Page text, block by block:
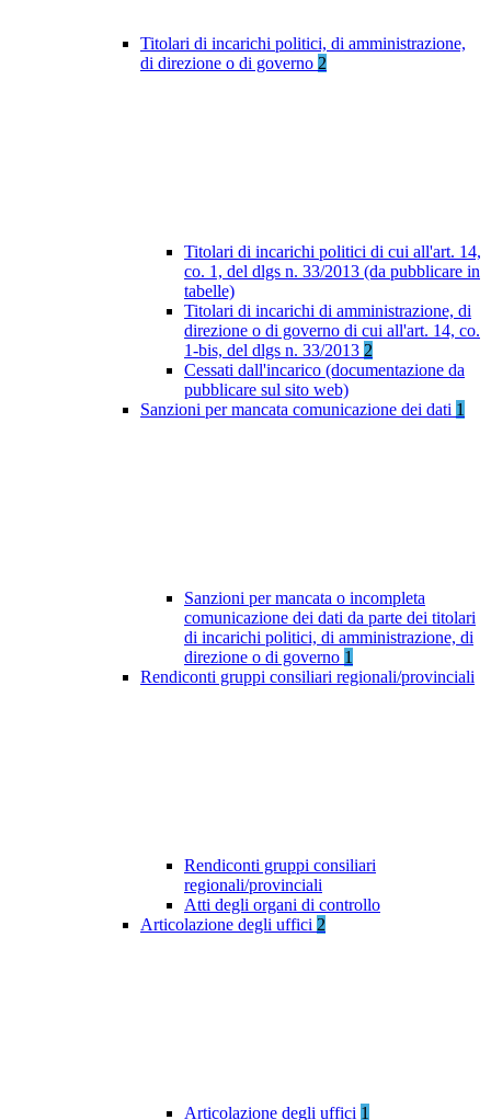
Titolari di incarichi politici, di amministrazione,
di direzione o di governo 2
Titolari di incarichi politici di cui all'art. 14,
co. 1, del dlgs n. 33/2013 (da pubblicare in
tabelle)
Titolari di incarichi di amministrazione, di
direzione o di governo di cui all'art. 14, co.
1-bis, del dlgs n. 33/2013 2
Cessati dall'incarico (documentazione da
pubblicare sul sito web)
Sanzioni per mancata comunicazione dei dati 1
Sanzioni per mancata o incompleta
comunicazione dei dati da parte dei titolari
di incarichi politici, di amministrazione, di
direzione o di governo 1
Rendiconti gruppi consiliari regionali/provinciali
Rendiconti gruppi consiliari
regionali/provinciali
Atti degli organi di controllo
Articolazione degli uffici 2
Articolazione degli uffici 1